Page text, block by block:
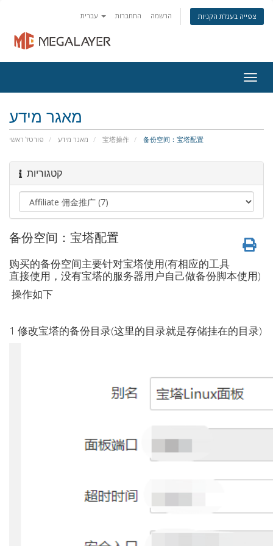
התחברות הרשמה צפייה בעגלת הקניות
מאגר מידע
פורטל ראשי מאגר מידע 宝塔操作 备份空间：宝塔配置
קטגוריות
备份空间：宝塔配置
购买的备份空间主要针对宝塔使用(有相应的工具
直接使用，没有宝塔的服务器用户自己做备份脚本使用)
操作如下
1 修改宝塔的备份目录(这里的目录就是存储挂在的目录)